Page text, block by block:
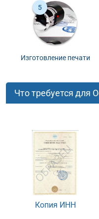
Изготовление печати
Что требуется для
Копия ИНН